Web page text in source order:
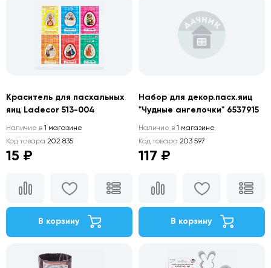
Краситель для пасхальных
яиц Ladecor 513-004
Наличие в 1 магазине
Код товара 202 835
15 ₽
В корзину
Набор для декор.пасх.яиц
"Чудные ангелочки" 6537915
Наличие в 1 магазине
Код товара 203 597
117 ₽
В корзину